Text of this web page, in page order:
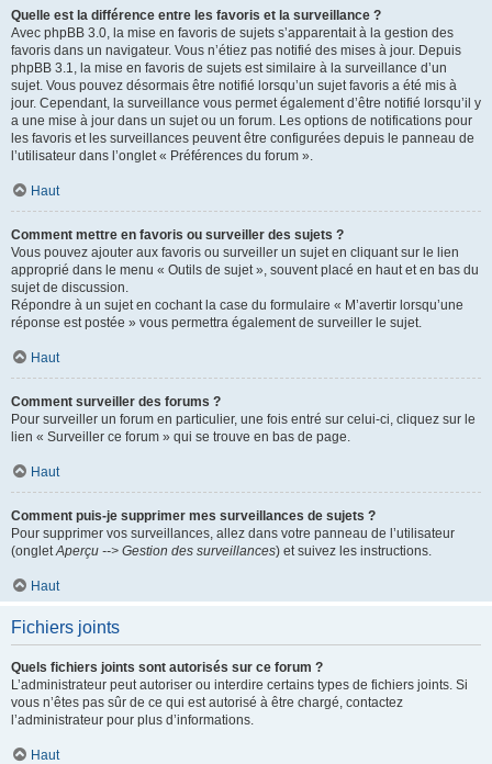
Quelle est la différence entre les favoris et la surveillance ?
Avec phpBB 3.0, la mise en favoris de sujets s’apparentait à la gestion des
favoris dans un navigateur. Vous n’étiez pas notifié des mises à jour. Depuis
phpBB 3.1, la mise en favoris de sujets est similaire à la surveillance d’un
sujet. Vous pouvez désormais être notifié lorsqu’un sujet favoris a été mis à
jour. Cependant, la surveillance vous permet également d’être notifié lorsqu’il y
a une mise à jour dans un sujet ou un forum. Les options de notifications pour
les favoris et les surveillances peuvent être configurées depuis le panneau de
l’utilisateur dans l’onglet « Préférences du forum ».
Haut
Comment mettre en favoris ou surveiller des sujets ?
Vous pouvez ajouter aux favoris ou surveiller un sujet en cliquant sur le lien
approprié dans le menu « Outils de sujet », souvent placé en haut et en bas du
sujet de discussion.
Répondre à un sujet en cochant la case du formulaire « M’avertir lorsqu’une
réponse est postée » vous permettra également de surveiller le sujet.
Haut
Comment surveiller des forums ?
Pour surveiller un forum en particulier, une fois entré sur celui-ci, cliquez sur le
lien « Surveiller ce forum » qui se trouve en bas de page.
Haut
Comment puis-je supprimer mes surveillances de sujets ?
Pour supprimer vos surveillances, allez dans votre panneau de l’utilisateur
(ongletAperçu --> Gestion des surveillances) et suivez les instructions.
Haut
Fichiers joints
Quels fichiers joints sont autorisés sur ce forum ?
L’administrateur peut autoriser ou interdire certains types de fichiers joints. Si
vous n’êtes pas sûr de ce qui est autorisé à être chargé, contactez
l’administrateur pour plus d’informations.
Haut